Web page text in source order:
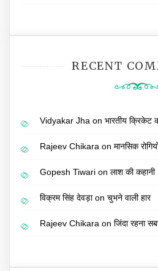
RECENT
Vidyakar Jha on भारतीय क्रिकेट
Rajeev Chikara on मानसिक
Gopesh Tiwari on लाश की कहानी
विक्रम सिंह देवड़ाon चुभने वाली हार
Rajeev Chikara on जिंदा रहना